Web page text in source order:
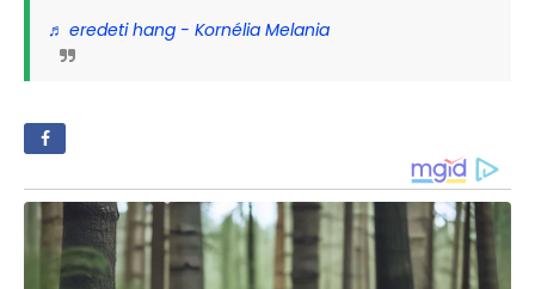
♬ eredeti hang - Kornélia Melania